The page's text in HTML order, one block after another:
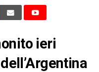
ieri